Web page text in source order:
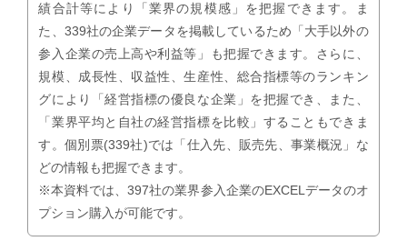
績合計等により「業界の規模感」を把握できます。ま
た、339社の企業データを掲載しているため「大手以外の
参入企業の売上高や利益等」も把握できます。さらに、
規模、成長性、収益性、生産性、総合指標等のランキン
グにより「経営指標の優良な企業」を把握でき、また、
「業界平均と自社の経営指標を比較」することもできま
す。個別票(339社)では「仕入先、販売先、事業概況」な
どの情報も把握できます。
※本資料では、397社の業界参入企業のEXCELデータのオ
プション購入が可能です。